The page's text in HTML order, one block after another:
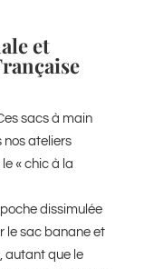
et
sacs à main
nos ateliers
« chic à la
dissimulée
le sac banane et
autant que le